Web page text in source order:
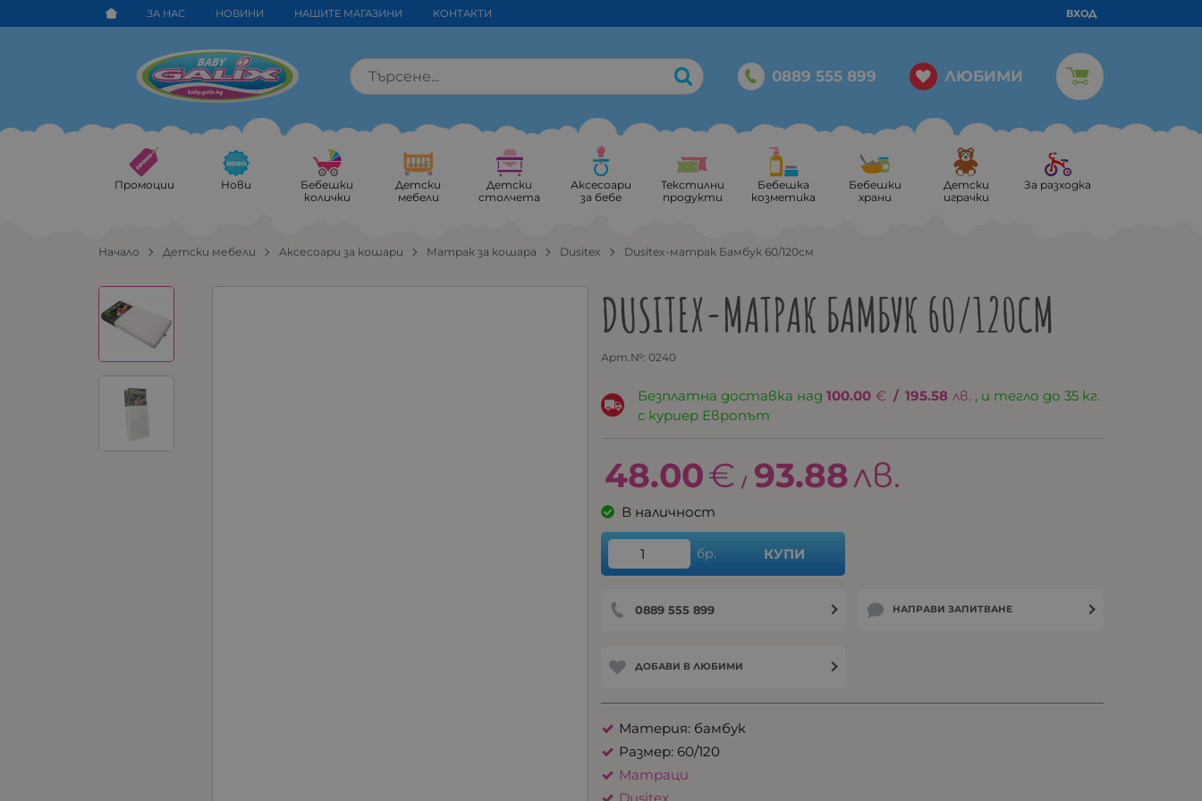
ЗА НАС НОВИНИ НАШИТЕ МАГАЗИНИ КОНТАКТИ ВХОД
0889 555 899 ЛЮБИМИ
Промоции Нови
Бебешки
колички
Детски
мебели
Детски
столчета
Аксесоари
за бебе
Текстилни
продукти
Бебешка
козметика
Бебешки
храни
Детски
играчки
За разходка
Начало Детски мебели Аксесоари за кошари Матрак за кошара Dusitex Dusitex-матрак Бамбук 60/120см
DUSITEX-МАТРАК БАМБУК 60/120СМ
Арт.№: 0240
Безплатна доставка над100.00 € / 195.58 лв. , и тегло до 35 кг.
с куриер Европът
48.00€ / 93.88лв.
В наличност
бр. КУПИ
0889 555 899 НАПРАВИ ЗАПИТВАНЕ
ДОБАВИ В ЛЮБИМИ
Материя: бамбук
Размер: 60/120
Матраци